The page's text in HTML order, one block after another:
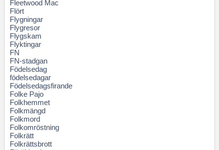
Fleetwood Mac
Flört
Flygningar
Flygresor
Flygskam
Flyktingar
FN
FN-stadgan
Födelsedag
födelsedagar
Födelsedagsfirande
Folke Pajo
Folkhemmet
Folkmängd
Folkmord
Folkomröstning
Folkrätt
Folkrättsbrott